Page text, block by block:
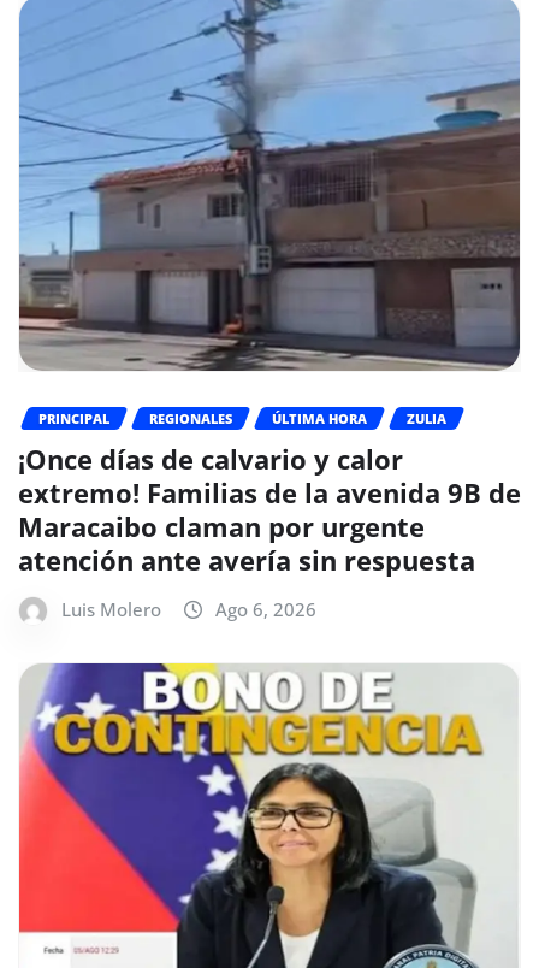
PRINCIPAL REGIONALES ÚLTIMA HORA ZULIA
¡Once días de calvario y calor
extremo! Familias de la avenida 9B de
Maracaibo claman por urgente
atención ante avería sin respuesta
Luis Molero Ago 6, 2026